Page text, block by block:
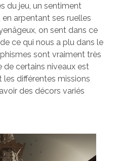
du jeu, un sentiment
arpentant ses ruelles
on sent dans ce
ce qui nous a plu dans le
sont vraiment très
de certains niveaux est
différentes missions
des décors variés